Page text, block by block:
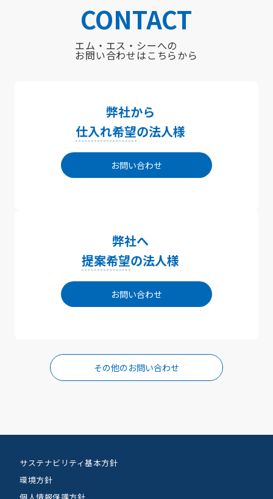
CONTACT
エム・エス・シーへの
お問い合わせはこちらから
弊社から
仕入れ希望の法人様
お問い合わせ
弊社へ
提案希望の法人様
お問い合わせ
その他のお問い合わせ
サステナビリティ基本方針
環境方針